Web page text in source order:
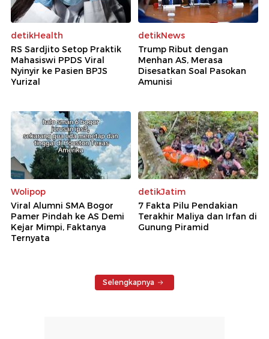
detikHealth
RS Sardjito Setop Praktik
Mahasiswi PPDS Viral
Nyinyir ke Pasien BPJS
Yurizal
detikNews
Trump Ribut dengan
Menhan AS, Merasa
Disesatkan Soal Pasokan
Amunisi
Wolipop
Viral Alumni SMA Bogor
Pamer Pindah ke AS Demi
Kejar Mimpi, Faktanya
Ternyata
detikJatim
7 Fakta Pilu Pendakian
Terakhir Maliya dan Irfan di
Gunung Piramid
Selengkapnya